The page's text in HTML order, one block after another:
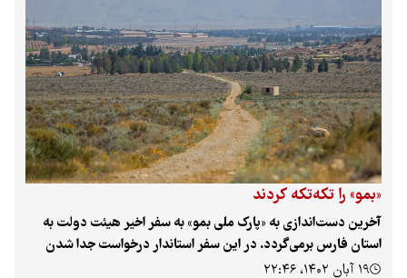
را تکه‌تکه کردند
دست‌اندازی به «پارک ملی بمو» به سفر اخیر هیئت دولت به
فارس برمی‌گردد. در این سفر استاندار درخواست جدا شدن
دیگری از پارک ملی بمو برای نهضت ملی مسکن را مطرح کرد.‌